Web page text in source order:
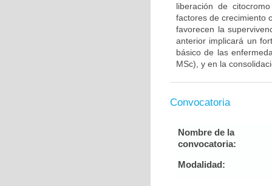
liberación de
factores de crecimiento
favorecen la
anterior implicará un
básico de las
MSc), y en la
Convocatoria
Nombre de la
convocatoria:
Modalidad: